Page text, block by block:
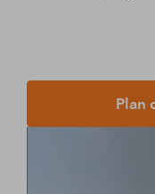
Plan